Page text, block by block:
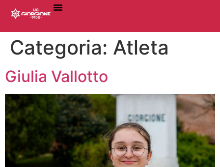
Categoria: Atleta
Giulia Vallotto